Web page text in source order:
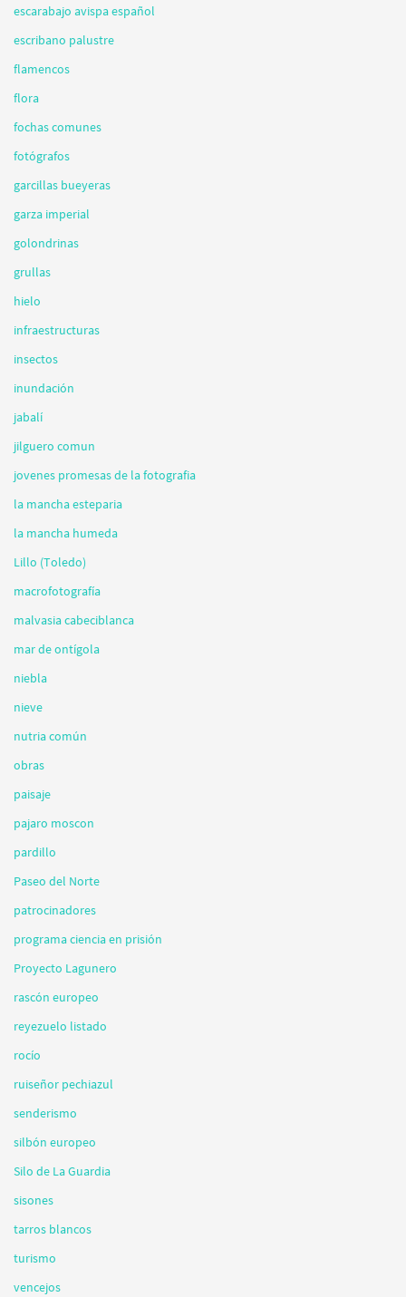
escarabajo avispa español
escribano palustre
flamencos
flora
fochas comunes
fotógrafos
garcillas bueyeras
garza imperial
golondrinas
grullas
hielo
infraestructuras
insectos
inundación
jabalí
jilguero comun
jovenes promesas de la fotografia
la mancha esteparia
la mancha humeda
Lillo (Toledo)
macrofotografía
malvasia cabeciblanca
mar de ontígola
niebla
nieve
nutria común
obras
paisaje
pajaro moscon
pardillo
Paseo del Norte
patrocinadores
programa ciencia en prisión
Proyecto Lagunero
rascón europeo
reyezuelo listado
rocío
ruiseñor pechiazul
senderismo
silbón europeo
Silo de La Guardia
sisones
tarros blancos
turismo
vencejos